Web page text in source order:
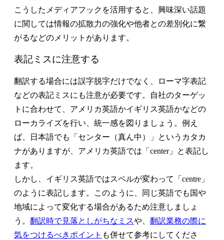
こうしたメディアフックを活用すると、興味深い話題
に関しては情報の拡散力の強化や他者との差別化に繋
がるなどのメリットがあります。
表記ミスに注意する
翻訳する場合には誤字脱字だけでなく、ローマ字表記
などの表記ミスにも注意が必要です。自社のターゲッ
トに合わせて、アメリカ英語かイギリス英語かなどの
ローカライズを行い、統一感を図りましょう。例え
ば、日本語でも「センター（真ん中）」というカタカ
ナがありますが、アメリカ英語では「center」と表記し
ます。
しかし、イギリス英語ではスペルが変わって「centre」
のように表記します。このように、同じ英語でも国や
地域によって変化する場合があるため注意しましょ
う。 翻訳時で見落としがちなミスや、 翻訳業務の際に
気をつけるべきポイント も併せて参考にしてくださ